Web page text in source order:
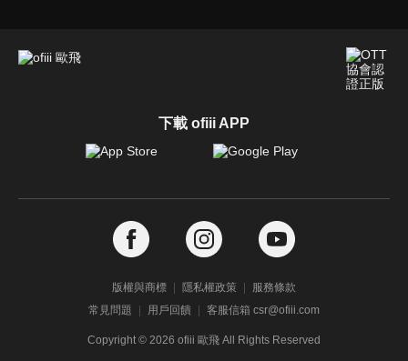
下載 ofiii APP
版權與商標 隱私權政策
服務條款
常見問題
用戶回饋 客服信箱 csr@ofiii.com
Copyright © 2026 ofiii 歐飛 All Rights Reserved